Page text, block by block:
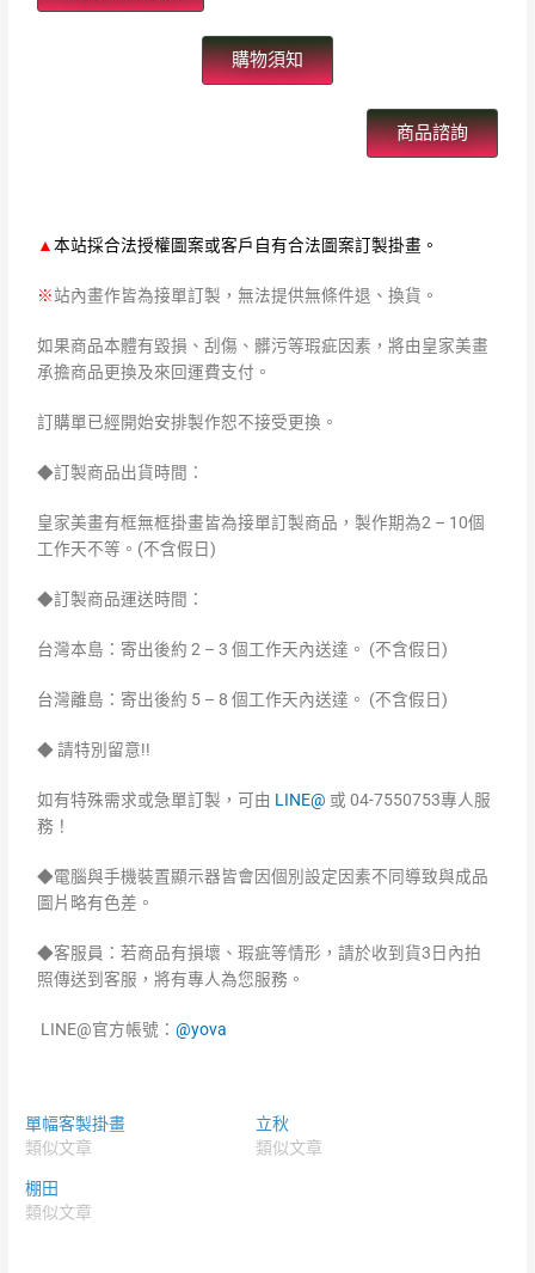
購物須知
商品諮詢
▲本站採合法授權圖案或客戶自有合法圖案訂製掛畫。
※站內畫作皆為接單訂製，無法提供無條件退、換貨。
如果商品本體有毀損、刮傷、髒污等瑕疵因素，將由皇家美畫
承擔商品更換及來回運費支付。
訂購單已經開始安排製作恕不接受更換。
◆訂製商品出貨時間：
皇家美畫有框無框掛畫皆為接單訂製商品，製作期為2 – 10個
工作天不等。(不含假日)
◆訂製商品運送時間：
台灣本島：寄出後約 2 – 3 個工作天內送達。 (不含假日)
台灣離島：寄出後約 5 – 8 個工作天內送達。 (不含假日)
◆ 請特別留意!!
如有特殊需求或急單訂製，可由 LINE@ 或 04-7550753專人服
務！
◆電腦與手機裝置顯示器皆會因個別設定因素不同導致與成品
圖片略有色差。
◆客服員：若商品有損壞、瑕疵等情形，請於收到貨3日內拍
照傳送到客服，將有專人為您服務。
LINE@官方帳號：@yova
單幅客製掛畫
類似文章
立秋
類似文章
棚田
類似文章